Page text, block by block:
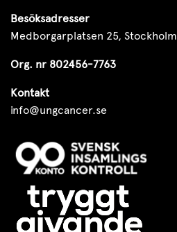
Besöksadresser
Medborgarplatsen 25, Stockholm
Org. nr 802456-7763
Kontakt
info@ungcancer.se